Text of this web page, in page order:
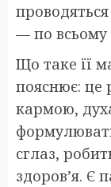
— по всьому
Що таке її
пояснює: це
кармою,
сглаз,
здоров’я. Є